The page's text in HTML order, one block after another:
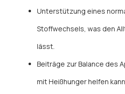
Unterstützung eines
Stoffwechsels, was den
lässt.
Beiträge zur Balance des
mit Heißhunger helfen